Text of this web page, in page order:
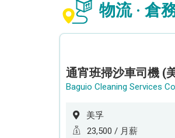
物流 · 倉
通宵班掃沙車司機 (
美孚
23,500 / 月薪